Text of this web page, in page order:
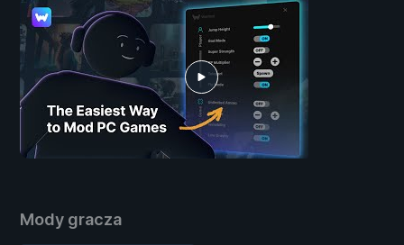
Mody gracza